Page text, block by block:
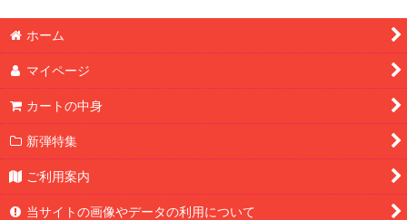
ホーム
マイページ
カートの中身
新弾特集
ご利用案内
当サイトの画像やデータの利用について